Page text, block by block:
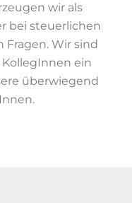
wir als
bei steuerlichen
Wir sind
ein
überwiegend